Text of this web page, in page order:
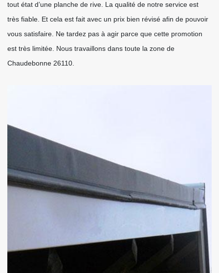
tout état d’une planche de rive. La qualité de notre service est
très fiable. Et cela est fait avec un prix bien révisé afin de pouvoir
vous satisfaire. Ne tardez pas à agir parce que cette promotion
est très limitée. Nous travaillons dans toute la zone de
Chaudebonne 26110.